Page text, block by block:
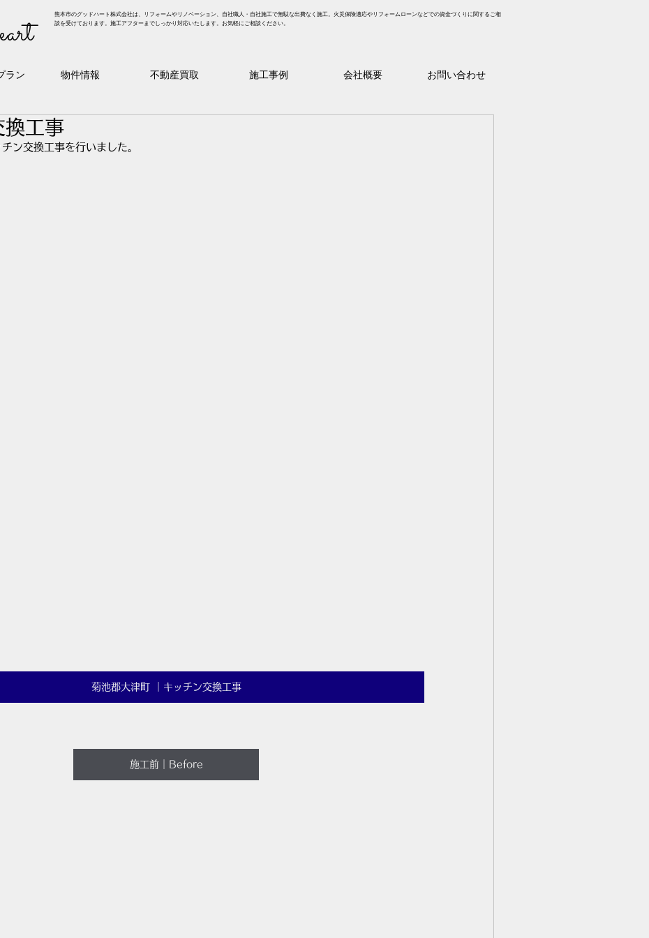
熊本市のグッドハート株式会社は、リフォームやリノベーション、自社職人・自社施工で無駄な出費なく施工。火災保険適応やリフォームローンなどでの資金づくりに関するご相
談を受けております。施工アフターまでしっかり対応いたします。お気軽にご相談ください。
ラン 物件情報 不動産買取 施工事例 会社概要 お問い合わせ
換工事
ン交換工事を行いました。
菊池郡大津町 ｜キッチン交換工事
施工前｜Before